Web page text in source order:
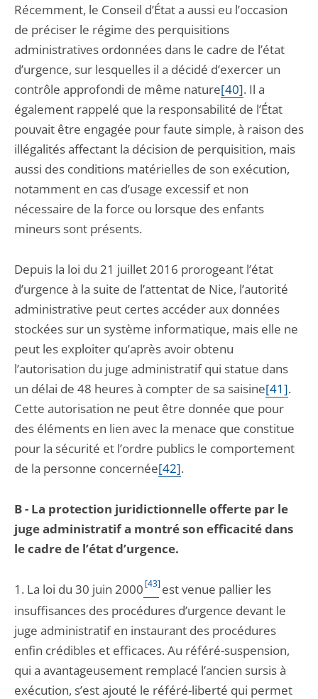
Récemment, le Conseil d’État a aussi eu l’occasion
de préciser le régime des perquisitions
administratives ordonnées dans le cadre de l’état
d’urgence, sur lesquelles il a décidé d’exercer un
contrôle approfondi de même nature[40]. Il a
également rappelé que la responsabilité de l’État
pouvait être engagée pour faute simple, à raison des
illégalités affectant la décision de perquisition, mais
aussi des conditions matérielles de son exécution,
notamment en cas d’usage excessif et non
nécessaire de la force ou lorsque des enfants
mineurs sont présents.
Depuis la loi du 21 juillet 2016 prorogeant l’état
d’urgence à la suite de l’attentat de Nice, l’autorité
administrative peut certes accéder aux données
stockées sur un système informatique, mais elle ne
peut les exploiter qu’après avoir obtenu
l’autorisation du juge administratif qui statue dans
un délai de 48 heures à compter de sa saisine[41].
Cette autorisation ne peut être donnée que pour
des éléments en lien avec la menace que constitue
pour la sécurité et l’ordre publics le comportement
de la personne concernée[42].
B - La protection juridictionnelle offerte par le
juge administratif a montré son efficacité dans
le cadre de l’état d’urgence.
1. La loi du 30 juin 2000 [43]est venue pallier les
insuffisances des procédures d’urgence devant le
juge administratif en instaurant des procédures
enfin crédibles et efficaces. Au référé-suspension,
qui a avantageusement remplacé l’ancien sursis à
exécution, s’est ajouté le référé-liberté qui permet